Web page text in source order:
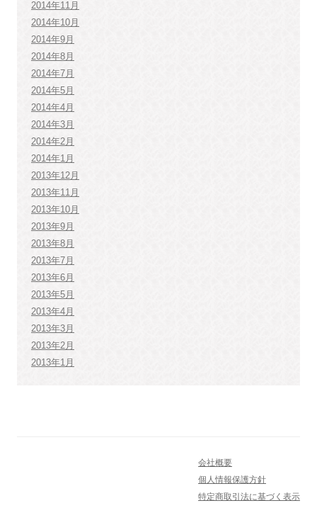
2014年11月
2014年10月
2014年9月
2014年8月
2014年7月
2014年5月
2014年4月
2014年3月
2014年2月
2014年1月
2013年12月
2013年11月
2013年10月
2013年9月
2013年8月
2013年7月
2013年6月
2013年5月
2013年4月
2013年3月
2013年2月
2013年1月
会社概要
個人情報保護方針
特定商取引法に基づく表示